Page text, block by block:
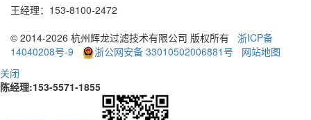
王经理：153-8100-2472
© 2014-2026 杭州辉龙过滤技术有限公司 版权所有 浙ICP备
14040208号-9
浙公网安备 33010502006881号
网站地图
关闭
陈经理:153-5571-1855